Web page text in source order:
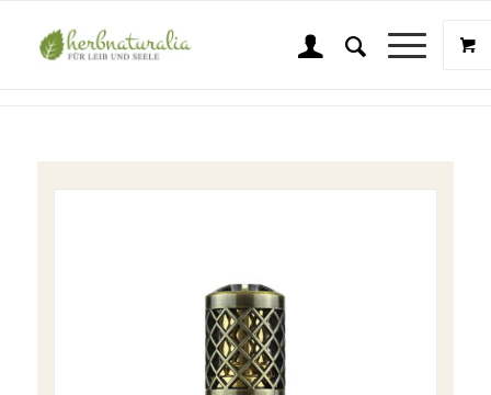
Shop
Sie sind hier: Startseite Wellness & Beauty
Ashleigh & Burwood